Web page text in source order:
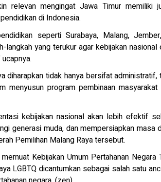
relevan mengingat Jawa Timur memiliki
di Indonesia.
seperti Surabaya, Malang,
langkah yang terukur agar kebijakan nasional
diharapkan tidak hanya bersifat administratif,
menyusun program pembinaan
kebijakan nasional akan lebih efektif
generasi muda, dan mempersiapkan masa
Pemilihan Malang Raya tersebut.
Kebijakan Umum Pertahanan Negara
LGBTQ dicantumkan sebagai salah satu